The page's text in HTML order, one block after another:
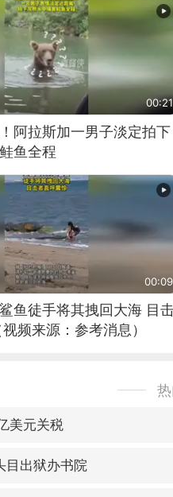
00:21
阿拉斯加一男子淡定拍下
鱼全程
00:09
鱼徒手将其拽回大海 目
频来源：参考消息）
美元关税
目出狱办书院